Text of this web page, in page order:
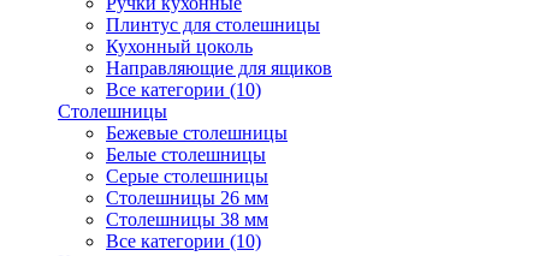
Плинтус для столешницы
Кухонный цоколь
Направляющие для ящиков
Все категории (10)
Столешницы
Бежевые столешницы
Белые столешницы
Серые столешницы
Столешницы 26 мм
Столешницы 38 мм
Все категории (10)